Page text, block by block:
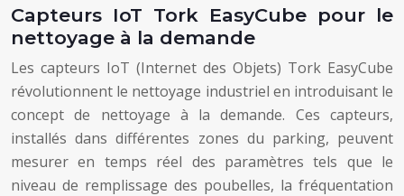
Capteurs IoT Tork EasyCube pour le
nettoyage à la demande
Les capteurs IoT (Internet des Objets) Tork EasyCube
révolutionnent le nettoyage industriel en introduisant le
concept de nettoyage à la demande. Ces capteurs,
installés dans différentes zones du parking, peuvent
mesurer en temps réel des paramètres tels que le
niveau de remplissage des poubelles, la fréquentation